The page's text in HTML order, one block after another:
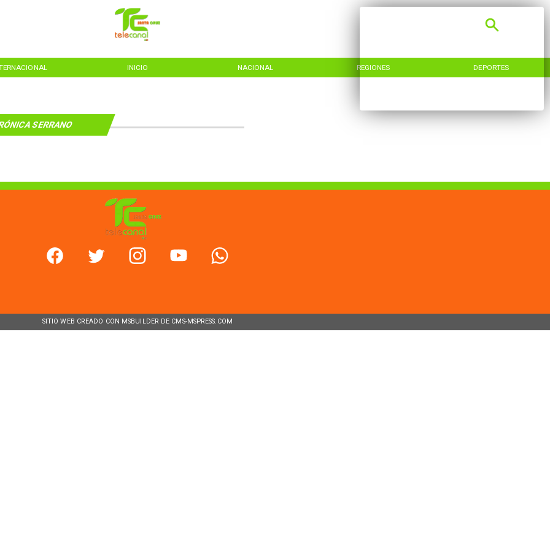
INICIO NACIONAL REGIONES DEPORTES
SERRANO
SITIO WEB CREADO CON MSBUILDER DE CMS-MSPRESS.COM